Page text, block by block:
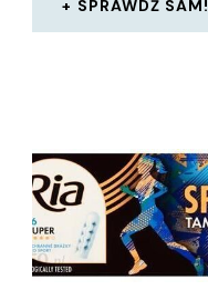
SPRAWDŹ SAM!